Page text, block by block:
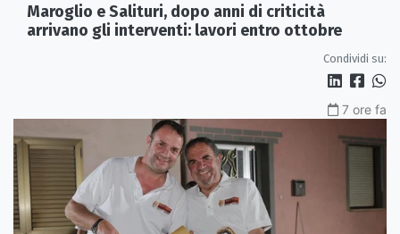
Maroglio e Salituri, dopo anni di criticità
arrivano gli interventi: lavori entro ottobre
Condividi su:
7 ore fa